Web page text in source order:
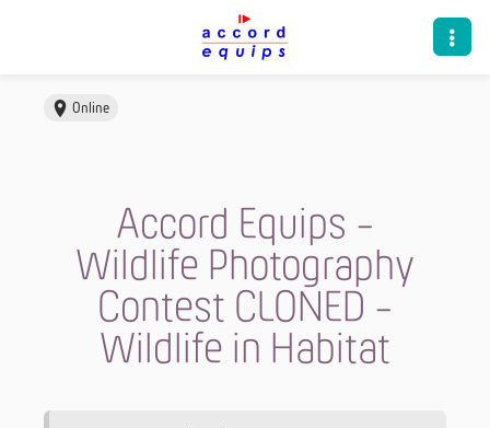
Online
Accord Equips -
Wildlife Photography
Contest CLONED -
Wildlife in Habitat